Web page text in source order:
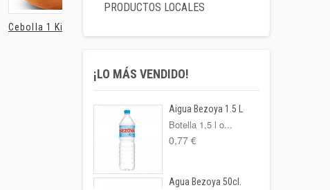
Cebolla 1 Kilo
PRODUCTOS LOCALES
¡LO MÁS VENDIDO!
Aigua Bezoya 1.5 L
Botella 1,5 l o...
0,77 €
Agua Bezoya 50cl.